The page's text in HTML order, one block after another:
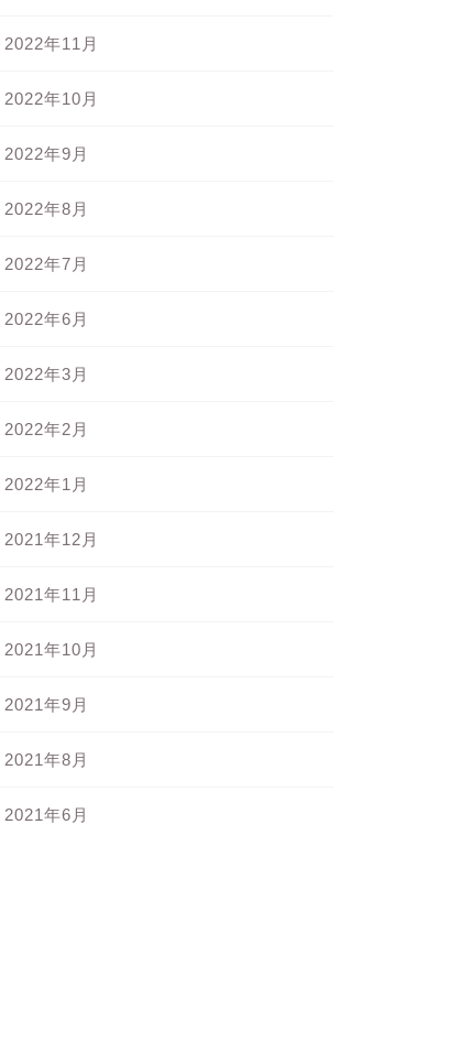
2022年11月
2022年10月
2022年9月
2022年8月
2022年7月
2022年6月
2022年3月
2022年2月
2022年1月
2021年12月
2021年11月
2021年10月
2021年9月
2021年8月
2021年6月